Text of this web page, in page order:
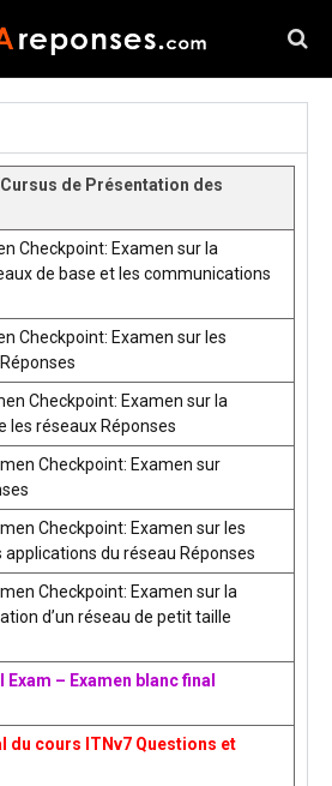
Cursus de Présentation des
Checkpoint: Examen sur la
de base et les communications
Checkpoint: Examen sur les
Checkpoint: Examen sur la
les réseaux Réponses
Checkpoint: Examen sur
Checkpoint: Examen sur les
du réseau Réponses
Checkpoint: Examen sur la
d’un réseau de petit taille
– Examen blanc final
du cours ITNv7 Questions et